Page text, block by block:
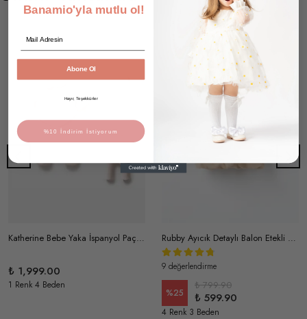
Katherine Bebe Yaka İspanyol Paça Pamuklu Triko Takım
₺ 1,999.00
1 Renk 4 Beden
Rubby Ayıcık Detaylı Balon Etekli Kadife Jile Takım
9 değerlendirme
%25
₺ 799.90
₺ 599.90
4 Renk 3 Beden
Banamio'yla mutlu ol!
Abone Ol
Hayır, Teşekkürler
%10 İndirim İstiyorum